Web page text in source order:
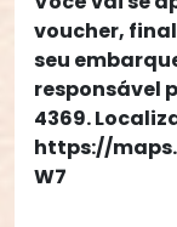
voucher,
seu
responsável
4369.
https://
W7